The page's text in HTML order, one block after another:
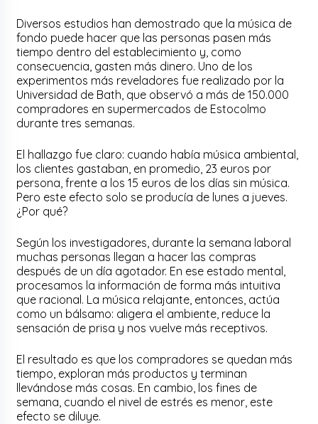
Diversos estudios han demostrado que la música de
fondo puede hacer que las personas pasen más
tiempo dentro del establecimiento y, como
consecuencia, gasten más dinero. Uno de los
experimentos más reveladores fue realizado por la
Universidad de Bath, que observó a más de 150.000
compradores en supermercados de Estocolmo
durante tres semanas.
El hallazgo fue claro: cuando había música ambiental,
los clientes gastaban, en promedio, 23 euros por
persona, frente a los 15 euros de los días sin música.
Pero este efecto solo se producía de lunes a jueves.
¿Por qué?
Según los investigadores, durante la semana laboral
muchas personas llegan a hacer las compras
después de un día agotador. En ese estado mental,
procesamos la información de forma más intuitiva
que racional. La música relajante, entonces, actúa
como un bálsamo: aligera el ambiente, reduce la
sensación de prisa y nos vuelve más receptivos.
El resultado es que los compradores se quedan más
tiempo, exploran más productos y terminan
llevándose más cosas. En cambio, los fines de
semana, cuando el nivel de estrés es menor, este
efecto se diluye.